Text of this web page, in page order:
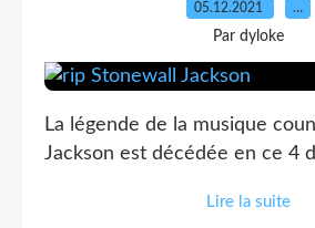
05.12.2021 …
Par dyloke
La légende de la musique
Jackson est décédée en ce 4
Lire la suite